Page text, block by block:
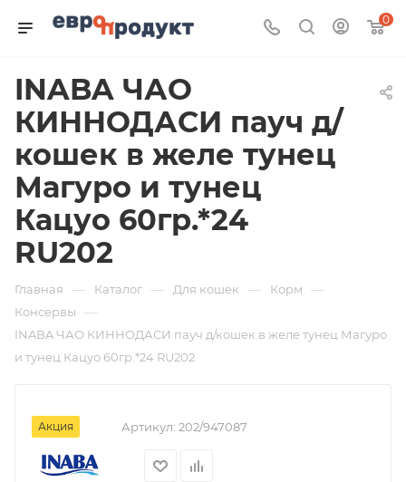
0
INABA ЧАО
КИННОДАСИ пауч д/
кошек в желе тунец
Магуро и тунец
Кацуо 60гр.*24
RU202
Главная — Каталог — Для кошек — Корм —
Консервы —
INABA ЧАО КИННОДАСИ пауч д/кошек в желе тунец Магуро
и тунец Кацуо 60гр.*24 RU202
Акция Артикул: 202/947087